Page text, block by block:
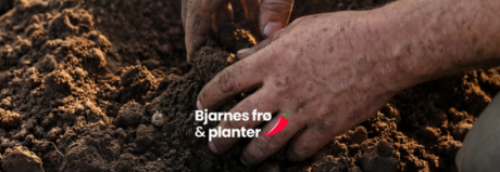
Alle frøene er endnu ikke i jorden, men kundeservice
var ud over alle forventninger. Varerne blev afsendt
med det samme, og da noget manglede eftersendte
de det med det samme, selvom jeg havde skrevet, at
det ikke var nødvendigt. Endda vedlagt en venlig
hilsen og ekstra “gave” (tusinde tak!). Alle mine mails
blev besvaret indenfor meget få timer.